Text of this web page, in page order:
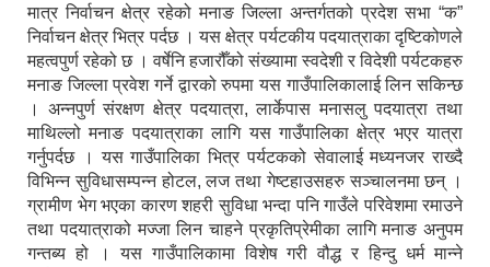
मात्र निर्वाचन क्षेत्र रहेको मनाङ जिल्ला अन्तर्गतको प्रदेश सभा “क”
निर्वाचन क्षेत्र भित्र पर्दछ । यस क्षेत्र पर्यटकीय पदयात्राका दृष्टिकोणले
महत्वपुर्ण रहेको छ । वर्षेनि हजारौँको संख्यामा स्वदेशी र विदेशी पर्यटकहरु
मनाङ जिल्ला प्रवेश गर्ने द्वारको रुपमा यस गाउँपालिकालाई लिन सकिन्छ
। अन्नपुर्ण संरक्षण क्षेत्र पदयात्रा, लार्केपास मनासलु पदयात्रा तथा
माथिल्लो मनाङ पदयात्राका लागि यस गाउँपालिका क्षेत्र भएर यात्रा
गर्नुपर्दछ । यस गाउँपालिका भित्र पर्यटकको सेवालाई मध्यनजर राख्दै
विभिन्न सुविधासम्पन्न होटल, लज तथा गेष्टहाउसहरु सञ्चालनमा छन् ।
ग्रामीण भेग भएका कारण शहरी सुविधा भन्दा पनि गाउँले परिवेशमा रमाउने
तथा पदयात्राको मज्जा लिन चाहने प्रकृतिप्रेमीका लागि मनाङ अनुपम
गन्तब्य हो । यस गाउँपालिकामा विशेष गरी वौद्ध र हिन्दु धर्म मान्ने